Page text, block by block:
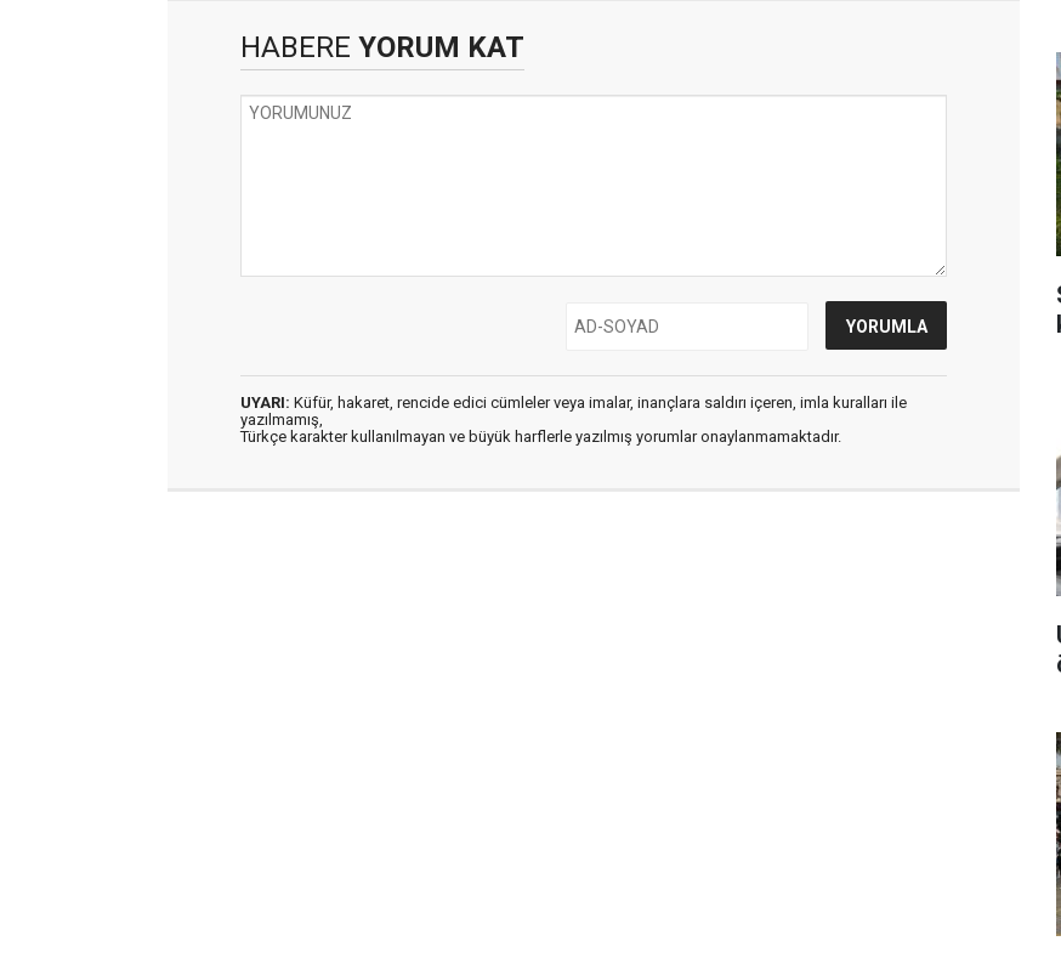
HABERE YORUM KAT
UYARI: Küfür, hakaret, rencide edici cümleler veya imalar, inançlara saldırı içeren, imla kuralları ile
yazılmamış,
Türkçe karakter kullanılmayan ve büyük harflerle yazılmış yorumlar onaylanmamaktadır.